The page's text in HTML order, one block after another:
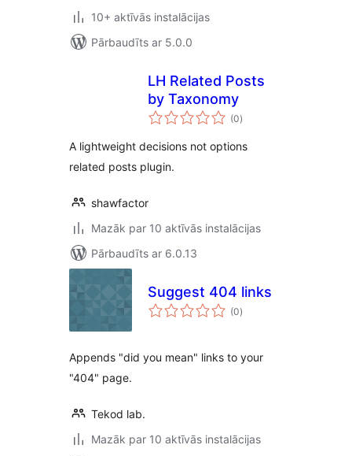
10+ aktīvās instalācijas
Pārbaudīts ar 5.0.0
LH Related Posts
by Taxonomy
(0vērtējumu
kopsumma
)
A lightweight decisions not options
related posts plugin.
shawfactor
Mazāk par 10 aktīvās instalācijas
Pārbaudīts ar 6.0.13
Suggest 404 links
(0vērtējumu
kopsumma
)
Appends "did you mean" links to your
"404" page.
Tekod lab.
Mazāk par 10 aktīvās instalācijas